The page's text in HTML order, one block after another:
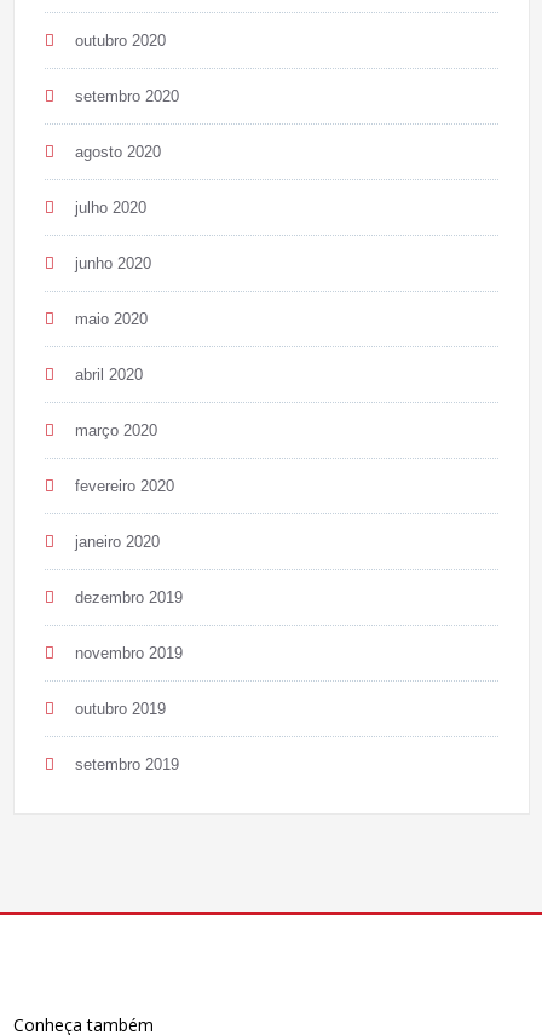
outubro 2020
setembro 2020
agosto 2020
julho 2020
junho 2020
maio 2020
abril 2020
março 2020
fevereiro 2020
janeiro 2020
dezembro 2019
novembro 2019
outubro 2019
setembro 2019
Conheça também